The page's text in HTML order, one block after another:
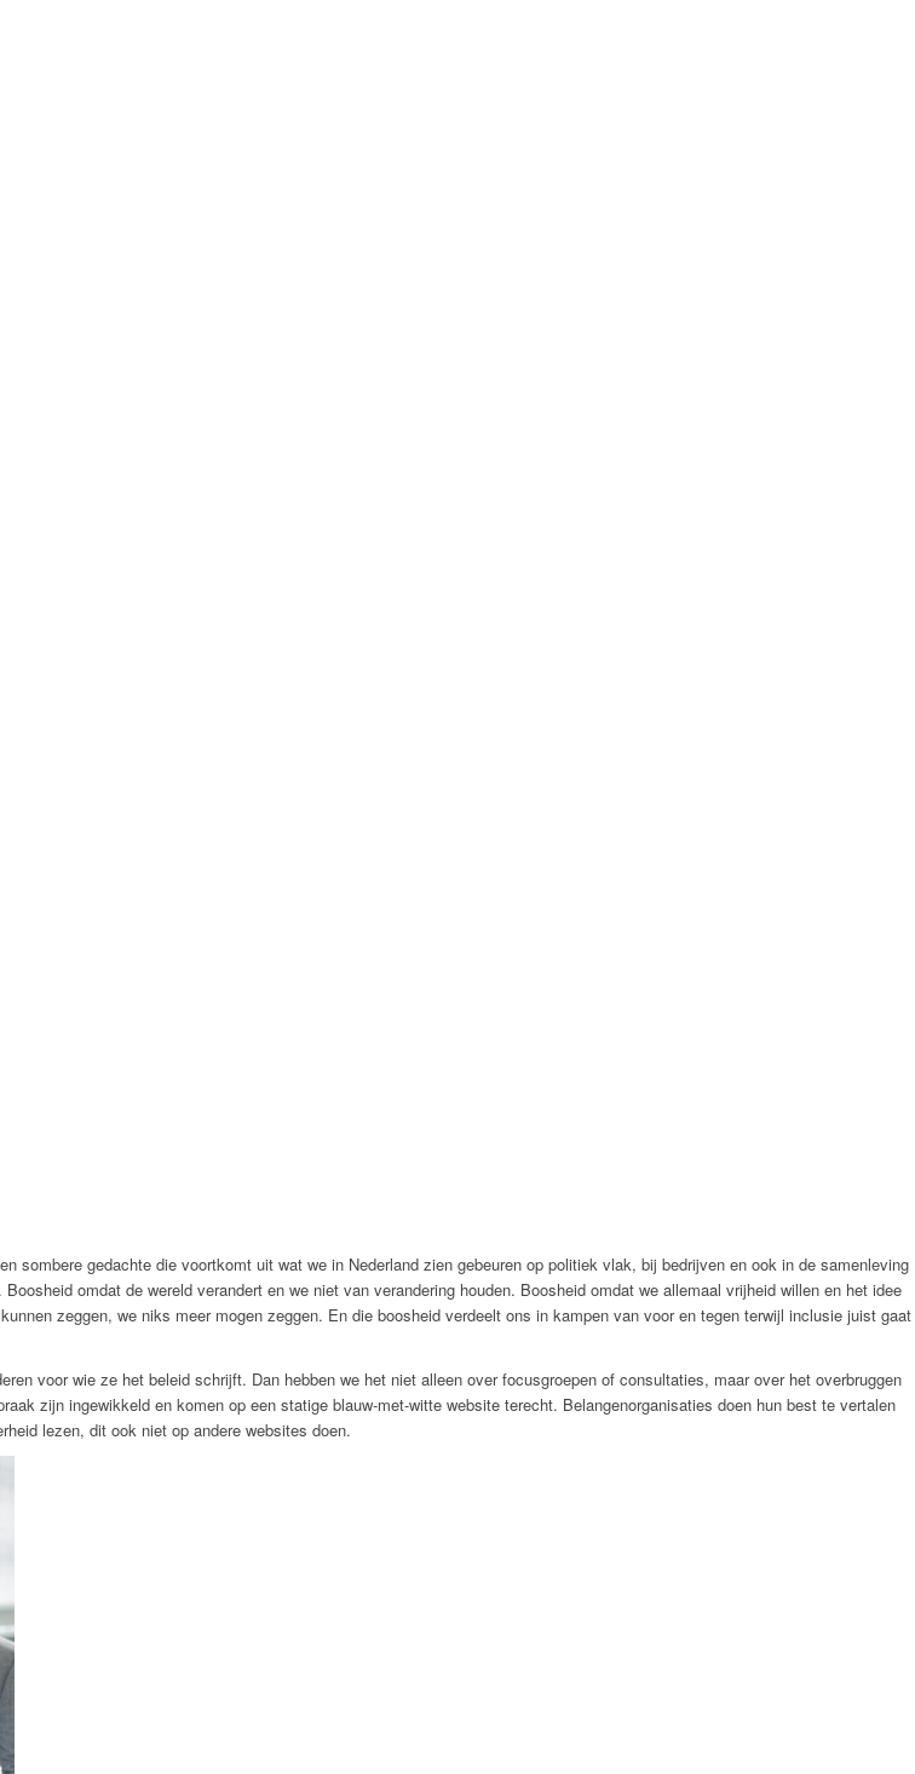
sombere gedachte die voortkomt uit wat we in Nederland zien gebeuren op politiek vlak, bij bedrijven en ook in de samenleving
omdat de wereld verandert en we niet van verandering houden. Boosheid omdat we allemaal vrijheid willen en het idee
zeggen, we niks meer mogen zeggen. En die boosheid verdeelt ons in kampen van voor en tegen terwijl inclusie juist gaat
voor wie ze het beleid schrijft. Dan hebben we het niet alleen over focusgroepen of consultaties, maar over het overbruggen
zijn ingewikkeld en komen op een statige blauw-met-witte website terecht. Belangenorganisaties doen hun best te vertalen
lezen, dit ook niet op andere websites doen.